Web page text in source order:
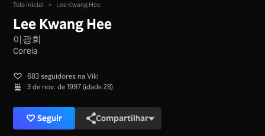
Tela inicial > Lee Kwang Hee
Lee Kwang Hee
이광희
Coreia
683 seguidores na Viki
3 de nov. de 1997 (idade 28)
Seguir Compartilhar